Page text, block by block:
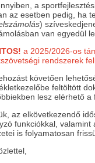
a
az esetben pedig, ha
)
van egyedül
a 2025/2026-os
rendszerek
követően
feltöltött
lesz elérhető a
az elkövetkezendő
funkciókkal,
is folyamatosan